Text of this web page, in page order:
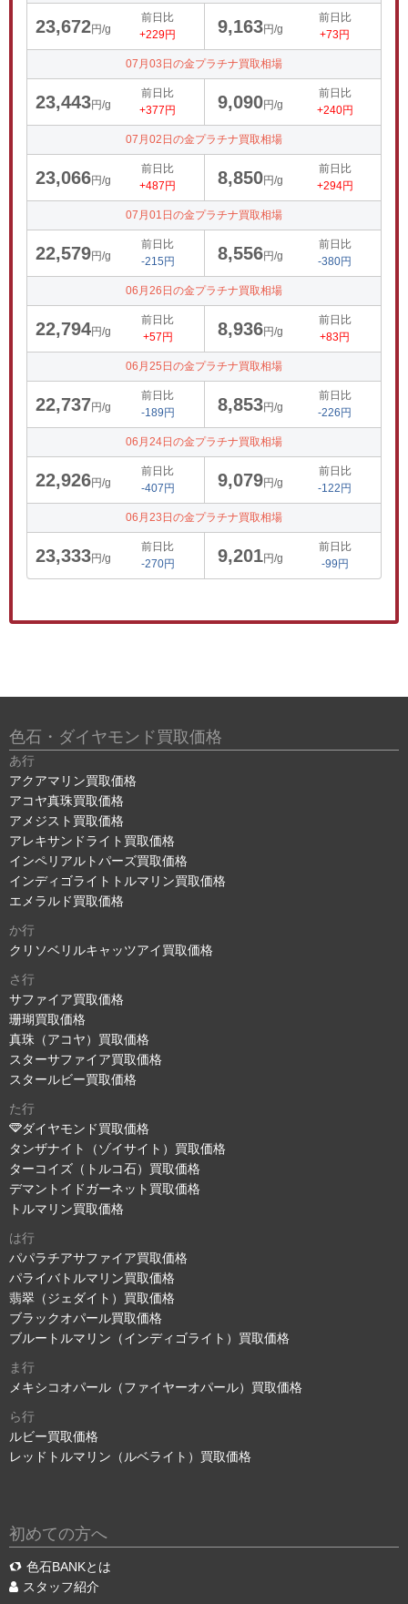
23,672円/g
前日比
+229円
9,163円/g
前日比
+73円
07月03日の金プラチナ買取相場
23,443円/g
前日比
+377円
9,090円/g
前日比
+240円
07月02日の金プラチナ買取相場
23,066円/g
前日比
+487円
8,850円/g
前日比
+294円
07月01日の金プラチナ買取相場
22,579円/g
前日比
-215円
8,556円/g
前日比
-380円
06月26日の金プラチナ買取相場
22,794円/g
前日比
+57円
8,936円/g
前日比
+83円
06月25日の金プラチナ買取相場
22,737円/g
前日比
-189円
8,853円/g
前日比
-226円
06月24日の金プラチナ買取相場
22,926円/g
前日比
-407円
9,079円/g
前日比
-122円
06月23日の金プラチナ買取相場
23,333円/g
前日比
-270円
9,201円/g
前日比
-99円
色石・ダイヤモンド買取価格
あ行
アクアマリン買取価格
アコヤ真珠買取価格
アメジスト買取価格
アレキサンドライト買取価格
インペリアルトパーズ買取価格
インディゴライトトルマリン買取価格
エメラルド買取価格
か行
クリソベリルキャッツアイ買取価格
さ行
サファイア買取価格
珊瑚買取価格
真珠（アコヤ）買取価格
スターサファイア買取価格
スタールビー買取価格
た行
ダイヤモンド買取価格
タンザナイト（ゾイサイト）買取価格
ターコイズ（トルコ石）買取価格
デマントイドガーネット買取価格
トルマリン買取価格
は行
パパラチアサファイア買取価格
パライバトルマリン買取価格
翡翠（ジェダイト）買取価格
ブラックオパール買取価格
ブルートルマリン（インディゴライト）買取価格
ま行
メキシコオパール（ファイヤーオパール）買取価格
ら行
ルビー買取価格
レッドトルマリン（ルベライト）買取価格
初めての方へ
色石BANKとは
スタッフ紹介